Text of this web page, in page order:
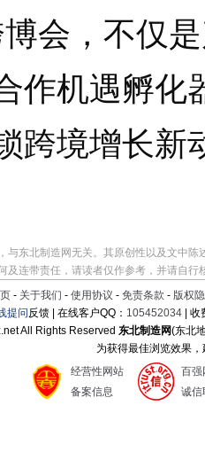
会，不仅
作机遇孵化
跨境增长新
与东北制造网无关。其原创性以及文中
及连带责任，请读者仅作参考，并请自行
- 关于我们 - 使用协议 - 免责条款 - 版权
提问反馈 | 在线客户QQ： 105452034 |
All Rights Reserved东北制造网(东北
为获得最佳浏览效果
经营性网站
备案信息
百强
诚信